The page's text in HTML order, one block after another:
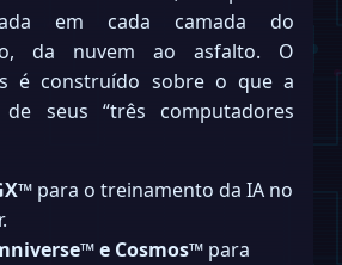
em cada camada do
da nuvem ao asfalto. O
é construído sobre o que a
de seus “três computadores
para o treinamento da IA no
e Cosmos™ para